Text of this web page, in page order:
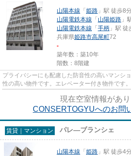
山陽本線 「姫路 」駅 徒歩8
山陽電鉄本線 「山陽姫路 」
山陽電鉄本線 「手柄 」駅
兵庫県姫路市高尾町72
-
築年数：築10年
階数：8階建
プライバシーにも配慮した防音性の高いマンシ
性の高い物件です。エレベーター付き物件です
で、電車利用が多い方にオスス...
現在空室情報があり
CONSERTOGYUへのお問
賃貸｜マンション パレ―ブランシェ
山陽本線 「姫路 」駅 徒歩4